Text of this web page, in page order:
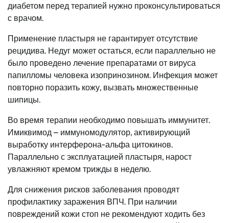
диабетом перед терапией нужно проконсультироваться
с врачом.
Применение пластыря не гарантирует отсутствие
рецидива. Недуг может остаться, если параллельно не
было проведено лечение препаратами от вируса
папилломы человека изопринозином. Инфекция может
повторно поразить кожу, вызвать множественные
шипицы.
Во время терапии необходимо повышать иммунитет.
Имиквимод – иммуномодулятор, активирующий
выработку интерферона-альфа цитокинов.
Параллельно с эксплуатацией пластыря, нарост
увлажняют кремом трижды в неделю.
Для снижения рисков заболевания проводят
профилактику заражения ВПЧ. При наличии
повреждений кожи стоп не рекомендуют ходить без